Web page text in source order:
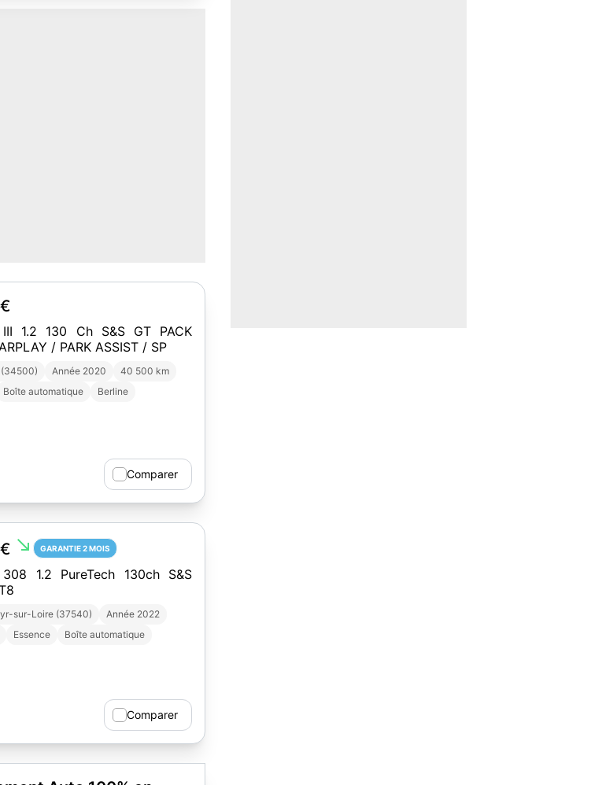
III 1.2 130 Ch S&S GT PACK
/ PARK ASSIST / SP
Année 2020
40 500 km
Boîte automatique Berline
Comparer
south_east GARANTIE 2 MOIS
1.2 PureTech 130ch S&S
sur-Loire (37540)
Année 2022
Essence
Boîte automatique
Comparer